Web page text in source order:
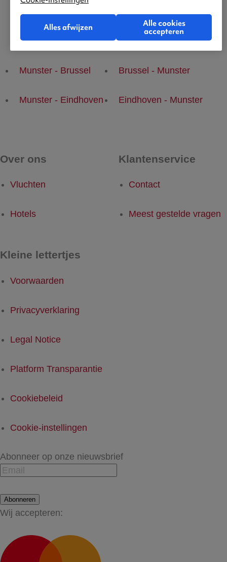
Populaire vluchten
Munster - Brussel Brussel - Munster
Munster - Eindhoven Eindhoven - Munster
Over ons
Vluchten
Hotels
Klantenservice
Contact
Meest gestelde vragen
Kleine lettertjes
Voorwaarden
Privacyverklaring
Legal Notice
Platform Transparantie
Cookiebeleid
Cookie-instellingen
Abonneer op onze nieuwsbrief
Abonneren
Wij accepteren:
Alles afwijzen
Alle cookies
accepteren